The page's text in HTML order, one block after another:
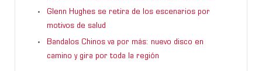
Glenn Hughes se retira de los escenarios por
motivos de salud
Bandalos Chinos va por más: nuevo disco en
camino y gira por toda la región